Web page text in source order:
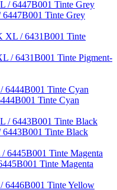
Tinte Grey
/ 6431B001 Tinte Pigment-
Tinte Cyan
Tinte Black
Tinte Magenta